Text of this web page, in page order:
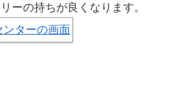
ーの持ちが良くなります。